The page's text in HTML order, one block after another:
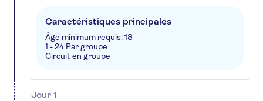
Caractéristiques principales
Âge minimum requis: 18
1 - 24 Par groupe
Circuit en groupe
Jour 1